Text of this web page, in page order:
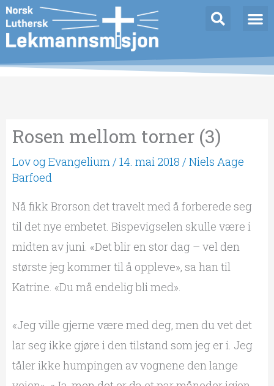
Hopp
rett
til
innholdet
Rosen mellom torner (3)
Lov og Evangelium /14. mai 2018 /Niels Aage
Barfoed
Nå fikk Brorson det travelt med å forberede seg
til det nye embetet. Bispevigselen skulle være i
midten av juni. «Det blir en stor dag – vel den
største jeg kommer til å oppleve», sa han til
Katrine. «Du må endelig bli med».
«Jeg ville gjerne være med deg, men du vet det
lar seg ikke gjøre i den tilstand som jeg er i. Jeg
tåler ikke humpingen av vognene den lange